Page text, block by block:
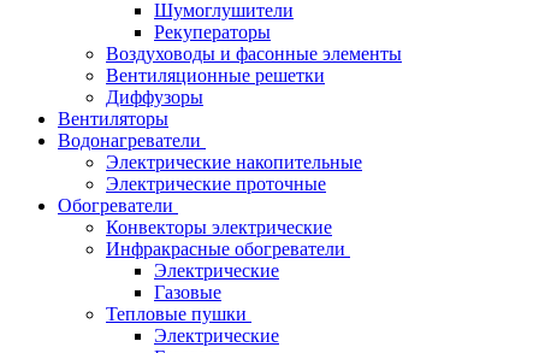
Шумоглушители
Рекуператоры
Воздуховоды и фасонные элементы
Вентиляционные решетки
Диффузоры
Вентиляторы
Водонагреватели
Электрические накопительные
Электрические проточные
Обогреватели
Конвекторы электрические
Инфракрасные обогреватели
Электрические
Газовые
Тепловые пушки
Электрические